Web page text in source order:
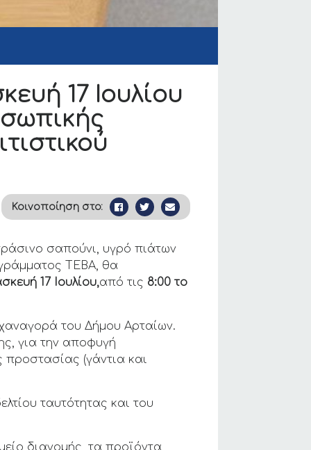
17 Ιουλίου
Κοινοποίηση στο:
σαπούνι, υγρό πιάτων
ΤΕΒΑ, θα
17 Ιουλίου,από τις 8:00 το
του Δήμου Αρταίων.
για την αποφυγή
προστασίας (γάντια και
ταυτότητας και του
διανομής, τα προϊόντα